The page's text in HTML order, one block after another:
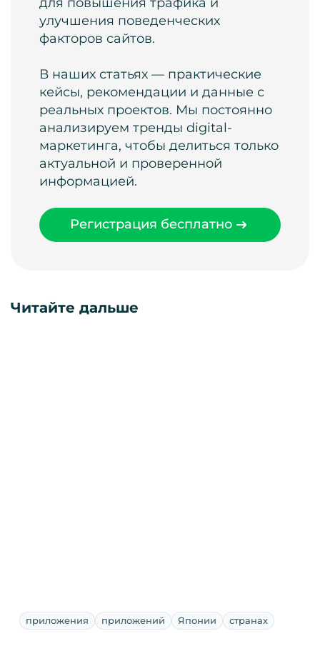
улучшения поведенческих
факторов сайтов.
В наших статьях — практические
кейсы, рекомендации и данные с
реальных проектов. Мы постоянно
анализируем тренды digital-
маркетинга, чтобы делиться только
актуальной и проверенной
информацией.
Регистрация бесплатно
Читайте дальше
приложения приложений Японии странах